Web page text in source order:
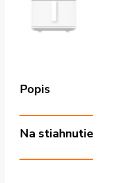
Popis
Na stiahnutie